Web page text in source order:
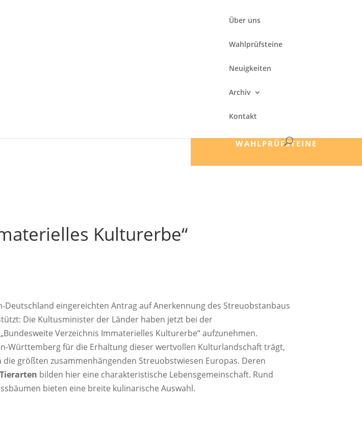
Über uns
Wahlprüfsteine
Neuigkeiten
Archiv
Kontakt
WAHLPRÜFSTEINE
Kulturerbe“
Deutschland eingereichten Antrag auf Anerkennung des Streuobstanbaus
Die Kultusminister der Länder haben jetzt bei der
Verzeichnis Immaterielles Kulturerbe“ aufzunehmen.
Württemberg für die Erhaltung dieser wertvollen Kulturlandschaft trägt,
größten zusammenhängenden Streuobstwiesen Europas. Deren
bilden hier eine charakteristische Lebensgemeinschaft. Rund
bieten eine breite kulinarische Auswahl.